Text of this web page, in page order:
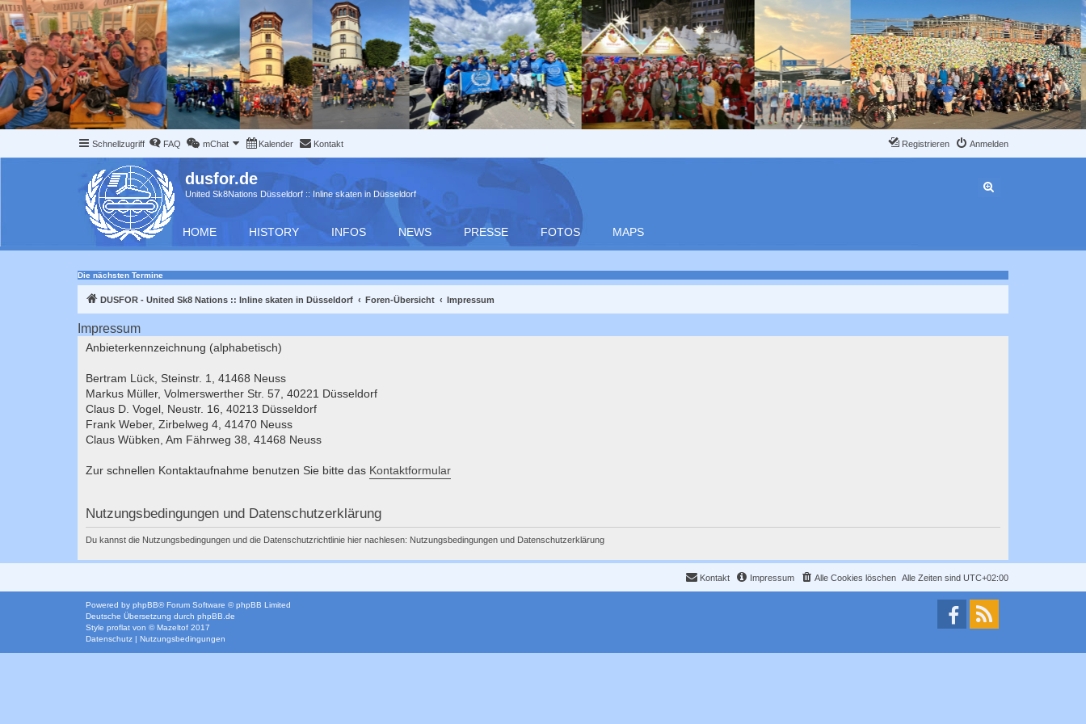
Schnellzugriff FAQ mChat Kalender Kontakt Anmelden
Registrieren
dusfor.de
United Sk8Nations Düsseldorf :: Inline skaten in Düsseldorf
HOME HISTORY INFOS NEWS PRESSE FOTOS MAPS
Die nächsten Termine
DUSFOR - United Sk8 Nations :: Inline skaten in Düsseldorf Foren-Übersicht Impressum
Impressum
Anbieterkennzeichnung (alphabetisch)
Bertram Lück, Steinstr. 1, 41468 Neuss
Markus Müller, Volmerswerther Str. 57, 40221 Düsseldorf
Claus D. Vogel, Neustr. 16, 40213 Düsseldorf
Frank Weber, Zirbelweg 4, 41470 Neuss
Claus Wübken, Am Fährweg 38, 41468 Neuss
Zur schnellen Kontaktaufnahme benutzen Sie bitte das Kontaktformular
Nutzungsbedingungen und Datenschutzerklärung
Du kannst die Nutzungsbedingungen und die Datenschutzrichtlinie hier nachlesen: Nutzungsbedingungen und Datenschutzerklärung
Alle Zeiten sind UTC+02:00
Alle Cookies löschen
Impressum
Kontakt
Powered by phpBB® Forum Software © phpBB Limited
Deutsche Übersetzung durch phpBB.de
Style proflat von ©Mazeltof 2017
Datenschutz | Nutzungsbedingungen